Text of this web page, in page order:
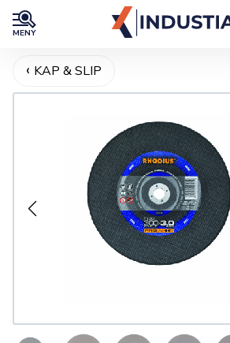
MENY
KAP & SLIP